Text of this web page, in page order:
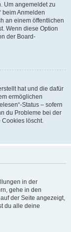
Um angemeldet zu
beim Anmelden
an einem öffentlichen
Wenn diese Option
der Board-
hat und die dafür
ermöglichen
Status – sofern
du Probleme bei der
Cookies löscht.
in der
gehe in den
der Seite angezeigt,
du alle deine